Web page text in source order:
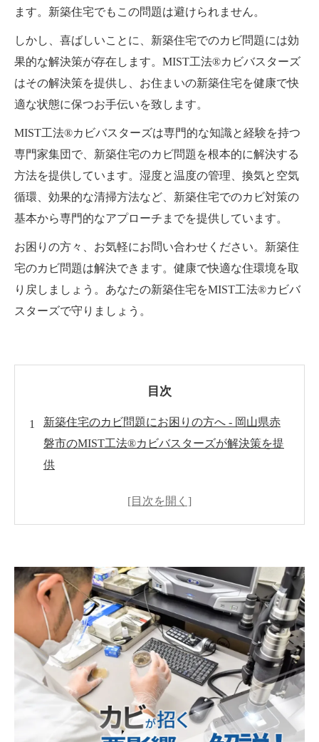
ます。新築住宅でもこの問題は避けられません。
しかし、喜ばしいことに、新築住宅でのカビ問題には効
果的な解決策が存在します。MIST工法®カビバスターズ
はその解決策を提供し、お住まいの新築住宅を健康で快
適な状態に保つお手伝いを致します。
MIST工法®カビバスターズは専門的な知識と経験を持つ
専門家集団で、新築住宅のカビ問題を根本的に解決する
方法を提供しています。湿度と温度の管理、換気と空気
循環、効果的な清掃方法など、新築住宅でのカビ対策の
基本から専門的なアプローチまでを提供しています。
お困りの方々、お気軽にお問い合わせください。新築住
宅のカビ問題は解決できます。健康で快適な住環境を取
り戻しましょう。あなたの新築住宅をMIST工法®カビバ
スターズで守りましょう。
目次
新築住宅のカビ問題にお困りの方へ - 岡山県赤
磐市のMIST工法®カビバスターズが解決策を提
供
お問い合わせと相談
世良 秀雄-カビのプロフェッシャル-